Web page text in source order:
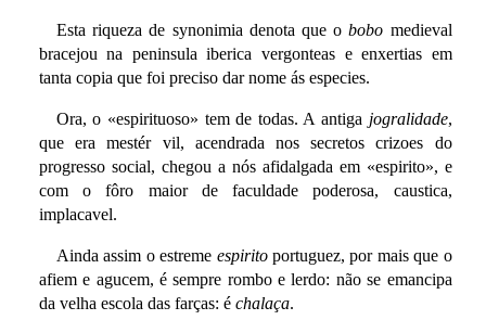
Esta riqueza de synonimia denota que obobo medieval
bracejou na peninsula iberica vergonteas e enxertias em
tanta copia que foi preciso dar nome ás especies.
Ora, o «espirituoso» tem de todas. A antiga jogralidade,
que era mestér vil, acendrada nos secretos crizoes do
progresso social, chegou a nós afidalgada em «espirito», e
com o fôro maior de faculdade poderosa, caustica,
implacavel.
Ainda assim o estreme espiritoportuguez, por mais que o
afiem e agucem, é sempre rombo e lerdo: não se emancipa
da velha escola das farças: é chalaça.